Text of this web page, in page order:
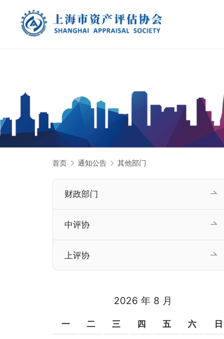
首页 通知公告 其他部门
财政部门
中评协
上评协
2026 年 8 月
一 二 三 四 五 六 日